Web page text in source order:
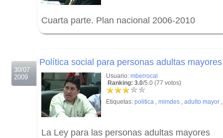
Cuarta parte. Plan nacional 2006-2010
30/07
2009
Política social para personas adultas mayores
Usuario: mberrocal
Ranking: 3.0/5.0 (77 votos)
Etiquetas: politica , mimdes , adulto mayor
La Ley para las personas adultas mayores